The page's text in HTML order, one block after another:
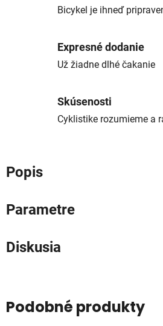
Bicykel je ihneď
Expresné dodanie
Už žiadne dlhé čakanie
Skúsenosti
Cyklistike rozumieme a
Popis
Parametre
Diskusia
Podobné produkty